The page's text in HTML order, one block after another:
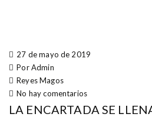
27 de mayo de 2019
Por Admin
Reyes Magos
No hay comentarios
LA ENCARTADA SE